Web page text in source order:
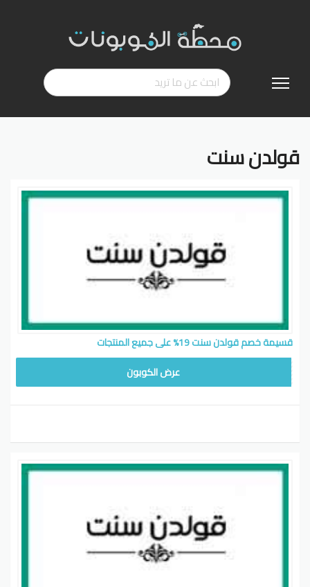
إلى
قولدن سنت
قسيمة خصم قولدن سنت 19% على جميع المنتجات
عرض الكوبون